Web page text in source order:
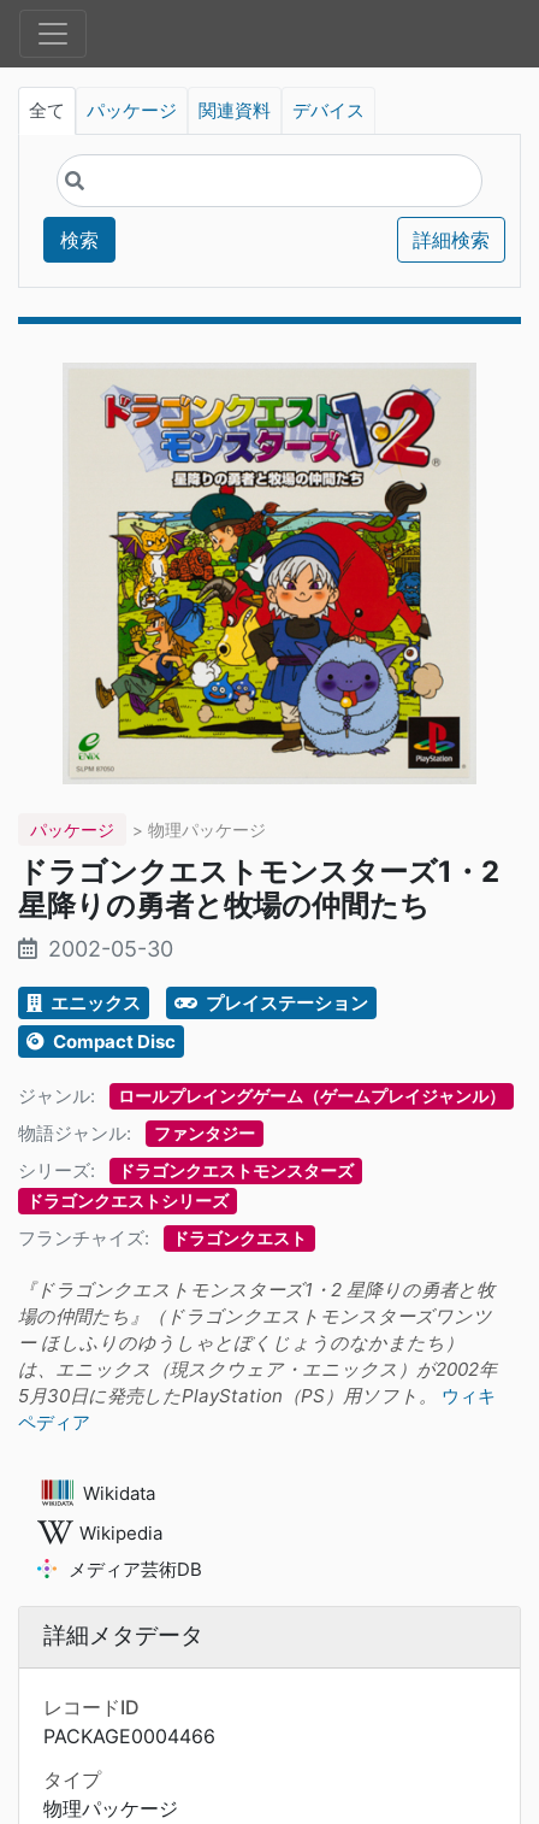
全て パッケージ 関連資料 デバイス
検索 詳細検索
パッケージ > 物理パッケージ
ドラゴンクエストモンスターズ1・2
星降りの勇者と牧場の仲間たち
2002-05-30
エニックス
プレイステーション
Compact Disc
ジャンル: ロールプレイングゲーム（ゲームプレイジャンル）
物語ジャンル: ファンタジー
シリーズ:
ドラゴンクエストモンスターズ
ドラゴンクエストシリーズ
フランチャイズ: ドラゴンクエスト
『ドラゴンクエストモンスターズ1・2 星降りの勇者と牧
場の仲間たち』（ドラゴンクエストモンスターズワンツ
ー ほしふりのゆうしゃとぼくじょうのなかまたち）
は、エニックス（現スクウェア・エニックス）が2002年
5月30日に発売したPlayStation（PS）用ソフト。
ウィキ
ペディア
Wikidata
Wikipedia
メディア芸術DB
詳細メタデータ
レコードID
PACKAGE0004466
タイプ
物理パッケージ